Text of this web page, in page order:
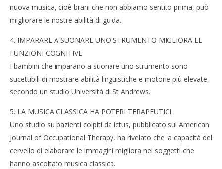
nuova musica, cioè brani che non abbiamo sentito prima, può
migliorare le nostre abilità di guida.
4. IMPARARE A SUONARE UNO STRUMENTO MIGLIORA LE
FUNZIONI COGNITIVE
I bambini che imparano a suonare uno strumento sono
sucettibili di mostrare abilità linguistiche e motorie più elevate,
secondo un studio Università di St Andrews.
5. LA MUSICA CLASSICA HA POTERI TERAPEUTICI
Uno studio su pazienti colpiti da ictus, pubblicato sul American
Journal of Occupational Therapy, ha rivelato che la capacità del
cervello di elaborare le immagini migliora nei soggetti che
hanno ascoltato musica classica.